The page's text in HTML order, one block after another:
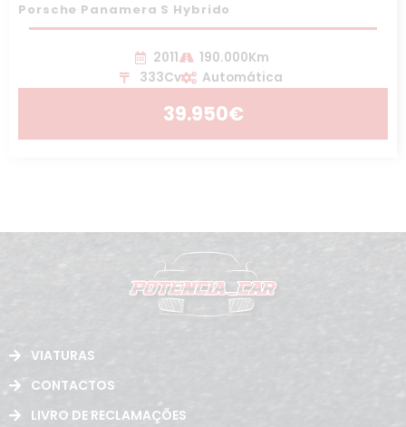
Porsche Panamera S Hybrido
2011
190.000Km
333Cv
Automática
39.950€
VIATURAS
CONTACTOS
LIVRO DE RECLAMAÇÕES